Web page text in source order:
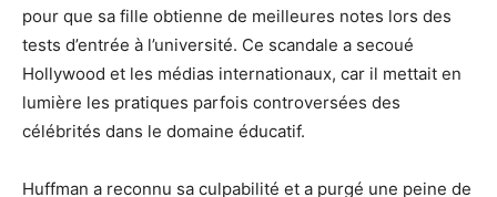
pour que sa fille obtienne de meilleures notes lors des
tests d’entrée à l’université. Ce scandale a secoué
Hollywood et les médias internationaux, car il mettait en
lumière les pratiques parfois controversées des
célébrités dans le domaine éducatif.
Huffman a reconnu sa culpabilité et a purgé une peine de